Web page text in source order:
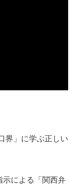
界」に学ぶ正しい
示による「関西弁